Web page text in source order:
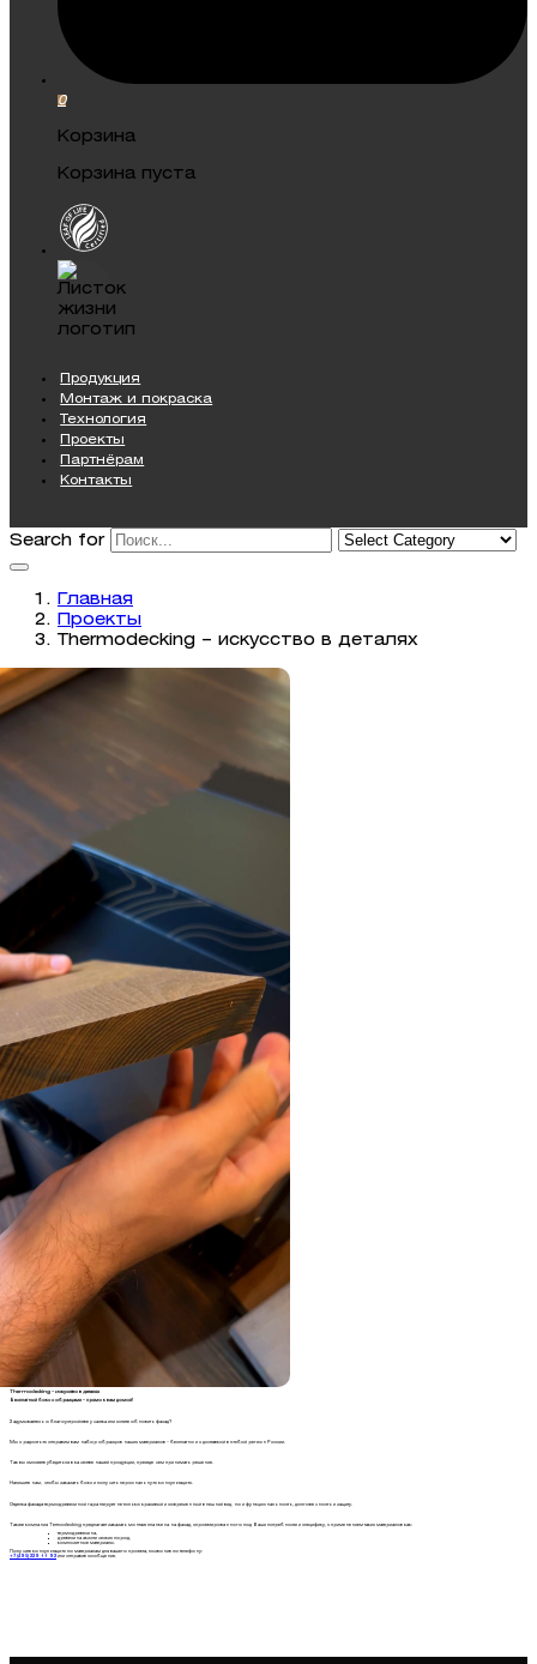
0
Корзина
Корзина пуста
Продукция
Монтаж и покраска
Технология
Проекты
Партнёрам
Контакты
Search for
Главная
Проекты
Thermodecking – искусство в деталях
Thermodecking – искусство в деталях
Бесплатный бокс с образцами – прямо к вам домой!
Мы с радостью отправим вам набор образцов наших материалов – бесплатно и с доставкой в любой регион России.
Так вы сможете убедиться в качестве нашей продукции, прежде чем принимать решение.
Напишите нам, чтобы заказать бокс и получить персональную консультацию.
Отделка фасада термодревесиной гарантирует не только красивый и современный внешний вид, но и функциональность, долговечность и защиту.
Также компания Termodecking предлагает заказать монтаж планкена на фасад, спроектированного под Ваши потребности и специфику, с применением таких материалов как:
термодревесина,
древесина экзотических пород,
композитные материалы.
Получите консультацию по материалам для вашего проекта, позвонив по телефону:
+7 (495) 229 11 92
или отправив сообщение.